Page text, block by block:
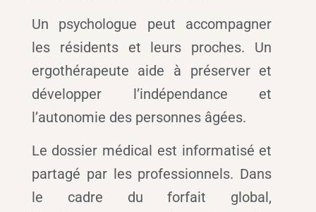
Un psychologue peut accompagner
les résidents et leurs proches. Un
ergothérapeute aide à préserver et
développer l’indépendance et
l’autonomie des personnes âgées.
Le dossier médical est informatisé et
partagé par les professionnels. Dans
le cadre du forfait global,